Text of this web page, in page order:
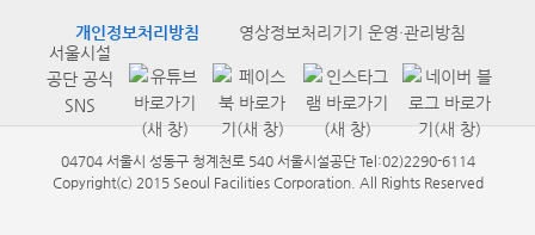
개인정보처리방침
영상정보처리기기 운영·관리방침
서울시설
공단 공식
SNS
04704 서울시 성동구 청계천로 540 서울시설공단 Tel:02)2290-6114
Copyright(c) 2015 Seoul Facilities Corporation. All Rights Reserved